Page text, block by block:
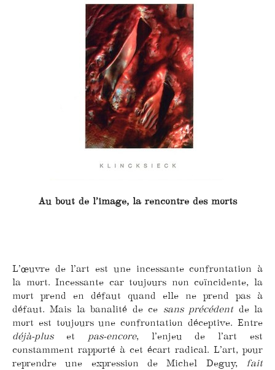
Au bout de l’image, la rencontre des morts
L’œuvre de l’art est une incessante confrontation à
la mort. Incessante car toujours non coïncidente, la
mort prend en défaut quand elle ne prend pas à
défaut. Mais la banalité de ce sans précédentde la
mort est toujours une confrontation déceptive. Entre
déjà-pluset pas-encore, l’enjeu de l’art est
constamment rapporté à cet écart radical. L’art, pour
reprendre une expression de Michel Deguy, fait